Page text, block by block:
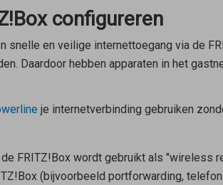
configureren
snelle en veilige internettoegang via de
Daardoor hebben apparaten in het
je internetverbinding gebruiken
FRITZ!Box wordt gebruikt als "wireless
(bijvoorbeeld portforwarding,